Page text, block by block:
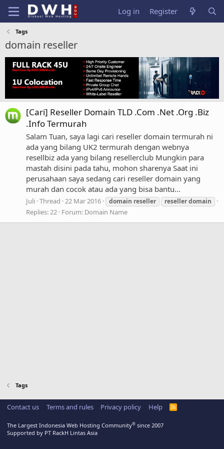
Log in Register
Tags
domain reseller
[Cari] Reseller Domain TLD .Com .Net .Org .Biz
.Info Termurah
Salam Tuan, saya lagi cari reseller domain termurah ni
ada yang bilang UK2 termurah dengan webnya
resellbiz ada yang bilang resellerclub Mungkin para
mastah disini pada tahu, mohon sharenya Saat ini
perusahaan saya sedang cari reseller domain yang
murah dan cocok atau ada yang bisa bantu...
Juli Thread 22 Mar 2016 domain reseller resellerdomain
Replies: 22 Forum: Domain Name
Tags
Contact us Terms and rules Privacy policy Help
R
The Largest Indonesia Web Hosting Community® since 2007
Supported by PT RackH Lintas Asia